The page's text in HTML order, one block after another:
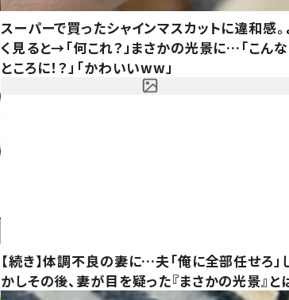
スーパーで買ったシャインマスカットに違和感。
く見ると→「何これ？」まさかの光景に…「こんな
ところに！？」「かわいいww」
【続き】体調不良の妻に…夫「俺に全部任せろ」
かしその後、妻が目を疑った『まさかの光景』と